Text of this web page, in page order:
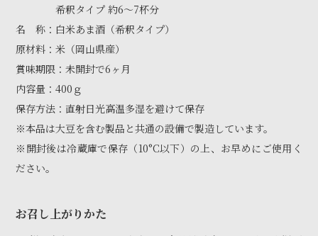
希釈タイプ 約6〜7杯分
名 称：白米あま酒（希釈タイプ）
原材料：米（岡山県産）
賞味期限：未開封で6ヶ月
内容量：400ｇ
保存方法：直射日光高温多湿を避けて保存
※本品は大豆を含む製品と共通の設備で製造しています。
※開封後は冷蔵庫で保存（10°C以下）の上、お早めにご使用く
ださい。
お召し上がりかた